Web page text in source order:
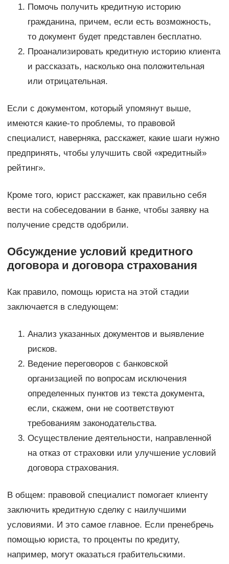
Помочь получить кредитную историю
гражданина, причем, если есть возможность,
то документ будет представлен бесплатно.
Проанализировать кредитную историю клиента
и рассказать, насколько она положительная
или отрицательная.
Если с документом, который упомянут выше,
имеются какие-то проблемы, то правовой
специалист, наверняка, расскажет, какие шаги нужно
предпринять, чтобы улучшить свой «кредитный»
рейтинг».
Кроме того, юрист расскажет, как правильно себя
вести на собеседовании в банке, чтобы заявку на
получение средств одобрили.
Обсуждение условий кредитного
договора и договора страхования
Как правило, помощь юриста на этой стадии
заключается в следующем:
Анализ указанных документов и выявление
рисков.
Ведение переговоров с банковской
организацией по вопросам исключения
определенных пунктов из текста документа,
если, скажем, они не соответствуют
требованиям законодательства.
Осуществление деятельности, направленной
на отказ от страховки или улучшение условий
договора страхования.
В общем: правовой специалист помогает клиенту
заключить кредитную сделку с наилучшими
условиями. И это самое главное. Если пренебречь
помощью юриста, то проценты по кредиту,
например, могут оказаться грабительскими.